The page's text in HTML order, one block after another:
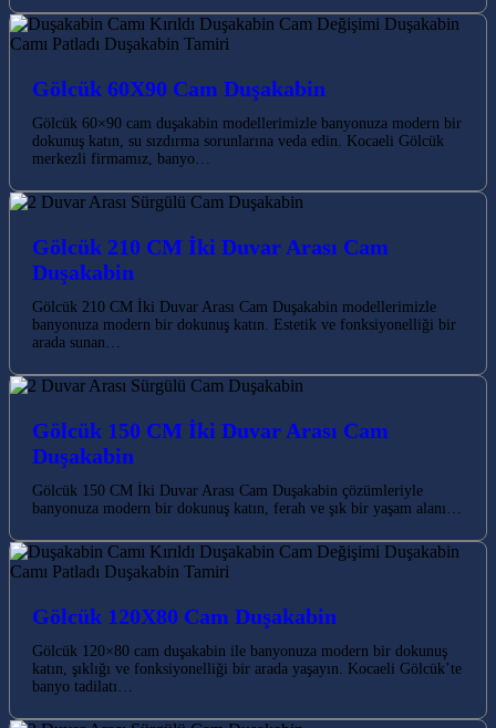
Gölcük 60X90 Cam Duşakabin
Gölcük 60×90 cam duşakabin modellerimizle banyonuza modern bir
dokunuş katın, su sızdırma sorunlarına veda edin. Kocaeli Gölcük
merkezli firmamız, banyo…
Gölcük 210 CM İki Duvar Arası Cam
Duşakabin
Gölcük 210 CM İki Duvar Arası Cam Duşakabin modellerimizle
banyonuza modern bir dokunuş katın. Estetik ve fonksiyonelliği bir
arada sunan…
Gölcük 150 CM İki Duvar Arası Cam
Duşakabin
Gölcük 150 CM İki Duvar Arası Cam Duşakabin çözümleriyle
banyonuza modern bir dokunuş katın, ferah ve şık bir yaşam alanı…
Gölcük 120X80 Cam Duşakabin
Gölcük 120×80 cam duşakabin ile banyonuza modern bir dokunuş
katın, şıklığı ve fonksiyonelliği bir arada yaşayın. Kocaeli Gölcük’te
banyo tadilatı…